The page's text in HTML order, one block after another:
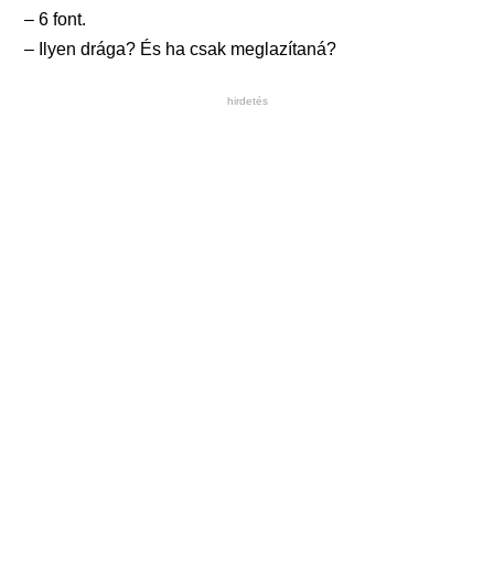
– 6 font.
– Ilyen drága? És ha csak meglazítaná?
hirdetés